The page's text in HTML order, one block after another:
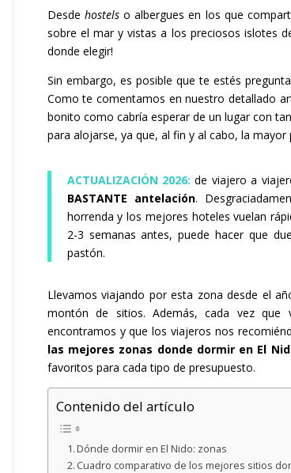
Desde hostelso albergues en los que
sobre el mar y vistas a los preciosos islotes
donde elegir!
Sin embargo, es posible que te estés
Como te comentamos ennuestro detallado
bonito como cabría esperar de un lugar con
para alojarse, ya que, al fin y al cabo, la
ACTUALIZACIÓN 2026:de viajero a
BASTANTE antelación.
horrenda y los mejores hoteles vuelan
2-3 semanas antes, puede hacer que
pastón.
Llevamos viajando por esta zona desde el
montón de sitios. Además, cada vez que
encontramos y que los viajeros nos
las mejores zonas donde dormir en El
favoritos para cada tipo de presupuesto.
Contenido del artículo
Dónde dormir en El Nido: zonas
Cuadro comparativo de los mejores sitios